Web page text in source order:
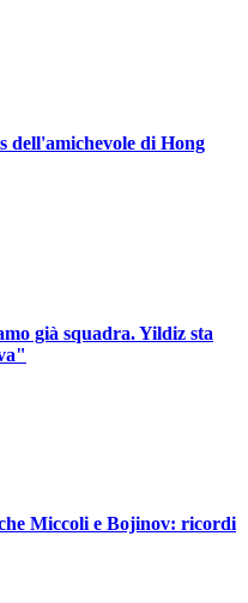
dell'amichevole di Hong
già squadra. Yildiz sta
Miccoli e Bojinov: ricordi